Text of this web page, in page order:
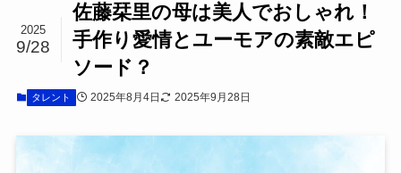
佐藤栞里の母は美人でおしゃれ！
手作り愛情とユーモアの素敵エピ
ソード？
2025
9/28
タレント 2025年8月4日 2025年9月28日